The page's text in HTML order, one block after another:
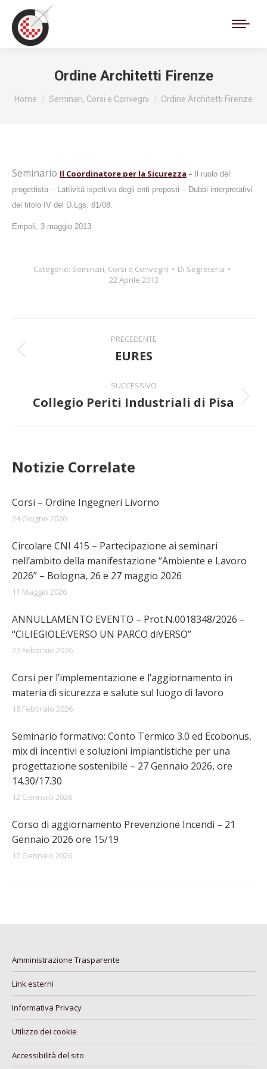
Ordine Architetti Firenze
Tu sei qui:
Home Seminari, Corsi e Convegni Ordine Architetti Firenze
Seminario Il Coordinatore per la Sicurezza  –
Il ruolo del
progettista – Lattività ispettiva degli enti preposti – Dubbi interpretativi
del titolo IV del D.Lgs. 81/08.
Empoli, 3 maggio 2013
Categorie: Seminari, Corsi e Convegni Di Segreteria
22 Aprile 2013
tra
post
PRECEDENTE
Post
EURES
SUCCESSIVO
Prossimo
Collegio Periti Industriali di Pisa
Notizie Correlate
Corsi – Ordine Ingegneri Livorno
24 Giugno 2026
Circolare CNI 415 – Partecipazione ai seminari
nell’ambito della manifestazione “Ambiente e Lavoro
2026” – Bologna, 26 e 27 maggio 2026
11 Maggio 2026
ANNULLAMENTO EVENTO – Prot.N.0018348/2026 –
“CILIEGIOLE:VERSO UN PARCO diVERSO”
27 Febbraio 2026
Corsi per l’implementazione e l’aggiornamento in
materia di sicurezza e salute sul luogo di lavoro
18 Febbraio 2026
Seminario formativo: Conto Termico 3.0 ed Ecobonus,
mix di incentivi e soluzioni impiantistiche per una
progettazione sostenibile – 27 Gennaio 2026, ore
14.30/17.30
12 Gennaio 2026
Corso di aggiornamento Prevenzione Incendi – 21
Gennaio 2026 ore 15/19
12 Gennaio 2026
Amministrazione Trasparente
Link esterni
Informativa Privacy
Utilizzo dei cookie
Accessibilità del sito